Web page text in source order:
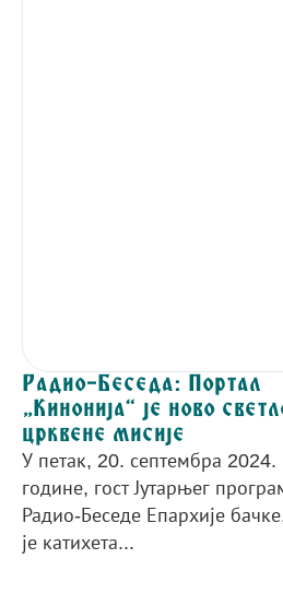
Радио-Беседа: Портал
„Кинонија“ је ново
црквене мисије
У петак, 20. септембра 2024.
године, гост Јутарњег
Радио-Беседе Епархије
је катихета...